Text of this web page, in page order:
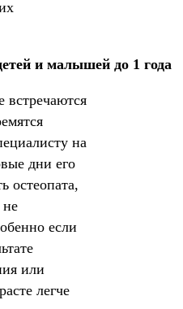
и малышей до 1 года
встречаются
на
дни его
остеопата,
не
если
или
легче